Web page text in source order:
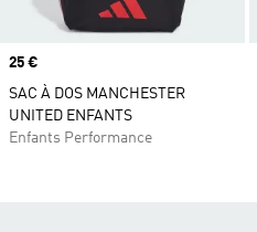
Prix
25 €
SAC À DOS MANCHESTER
UNITED ENFANTS
Enfants Performance